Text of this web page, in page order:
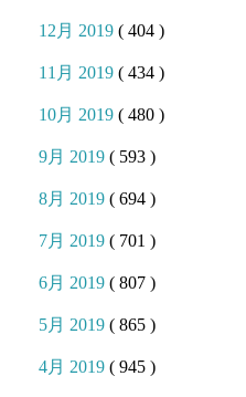
12月 2019( 404 )
11月 2019( 434 )
10月 2019( 480 )
9月 2019( 593 )
8月 2019( 694 )
7月 2019( 701 )
6月 2019( 807 )
5月 2019( 865 )
4月 2019( 945 )